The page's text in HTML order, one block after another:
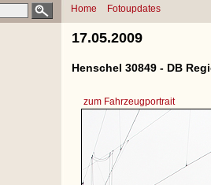
Home Fotoupdates
17.05.2009
Henschel 30849 - DB
zum Fahrzeugportrait